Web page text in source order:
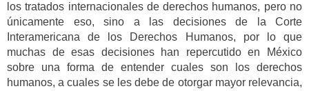
los tratados internacionales de derechos humanos, pero no
únicamente eso, sino a las decisiones de la Corte
Interamericana de los Derechos Humanos, por lo que
muchas de esas decisiones han repercutido en México
sobre una forma de entender cuales son los derechos
humanos, a cuales se les debe de otorgar mayor relevancia,